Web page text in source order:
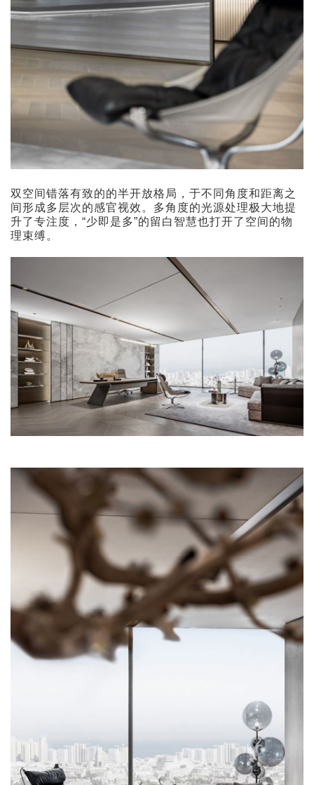
双空间错落有致的的半开放格局，于不同角度和距离之
间形成多层次的感官视效。多角度的光源处理极大地提
升了专注度，“少即是多”的留白智慧也打开了空间的物
理束缚。